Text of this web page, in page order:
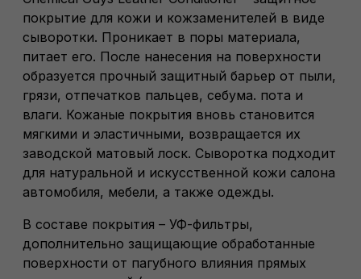
покрытие для кожи и кожзаменителей в виде
сыворотки. Проникает в поры материала,
питает его. После нанесения на поверхности
образуется прочный защитный барьер от пыли,
грязи, отпечатков пальцев, себума. пота и
влаги. Кожаные покрытия вновь становится
мягкими и эластичными, возвращается их
заводской матовый лоск. Сыворотка подходит
для натуральной и искусственной кожи салона
автомобиля, мебели, а также одежды.
В составе покрытия – УФ-фильтры,
дополнительно защищающие обработанные
поверхности от пагубного влияния прямых